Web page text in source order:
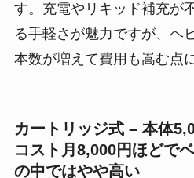
す。充電やリキッド補充が
る手軽さが魅力ですが、ヘ
本数が増えて費用も嵩む点
カートリッジ式 – 本体
コスト月8,000円ほどで
の中ではやや高い